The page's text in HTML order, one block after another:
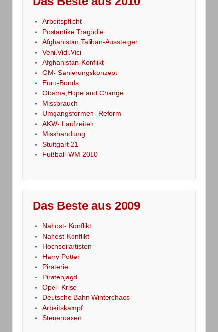
Arbeitspflicht
Postantike Tragödie
Afghanistan,Taliban-Aussteiger
Veni,Vidi,Vici
Afghanistan-Konflikt
GM- Sanierungskonzept
Euro-Bonds
Obama,Hope and Change
Missbrauch
Umgangsformen- Reform
AKW- Laufzeiten
Misshandlung
Stuttgart 21
Fußball-WM 2010
Das Beste aus 2009
Nahost- Konflikt
Nahost-Konflikt
Hochseilartisten
Harry Potter
Piraterie
Piratenjagd
Opel- Krise
Deutsche Bahn Winterchaos
Arbeitskampf
Steueroasen